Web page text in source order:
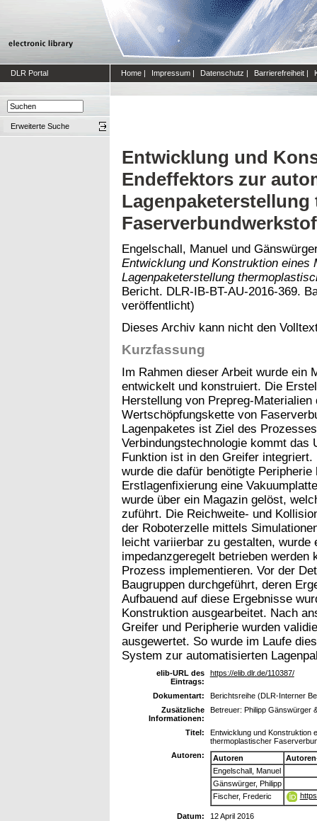
DLR Portal Home | Impressum | Datenschutz | Barrierefreiheit |
Erweiterte Suche
Entwicklung und
Endeffektors zur
Engelschall, Manuel und
Entwicklung und Konstruktion
Lagenpaketerstellung
Bericht. DLR-IB-BT-AU-2016-369.
veröffentlicht)
Dieses Archiv kann nicht den
Kurzfassung
Im Rahmen dieser Arbeit wurde ein
entwickelt und konstruiert. Die
Herstellung von Prepreg-
Wertschöpfungskette von
Lagenpaketes ist Ziel des
Verbindungstechnologie kommt
Funktion ist in den Greifer
wurde die dafür benötigte
Erstlagenfixierung eine
wurde über ein Magazin gelöst,
zuführt. Die Reichweite- und
der Roboterzelle mittels
leicht variierbar zu gestalten,
impedanzgeregelt betrieben
Prozess implementieren. Vor der
Baugruppen durchgeführt, deren
Aufbauend auf diese Ergebnisse
Konstruktion ausgearbeitet. Nach
Greifer und Peripherie wurden
ausgewertet. So wurde im Laufe
System zur automatisierten
elib-URL des
Eintrags:
https://elib.dlr.de/110387/
Dokumentart:
Berichtsreihe (DLR-Interner
Zusätzliche
Informationen:
Betreuer: Philipp Gänswürger
Titel:
Entwicklung und Konstruktion
thermoplastischer
Autoren:
Autoren
Engelschall, Manuel
Gänswürger, Philipp
Fischer, Frederic
Datum:
12 April 2016